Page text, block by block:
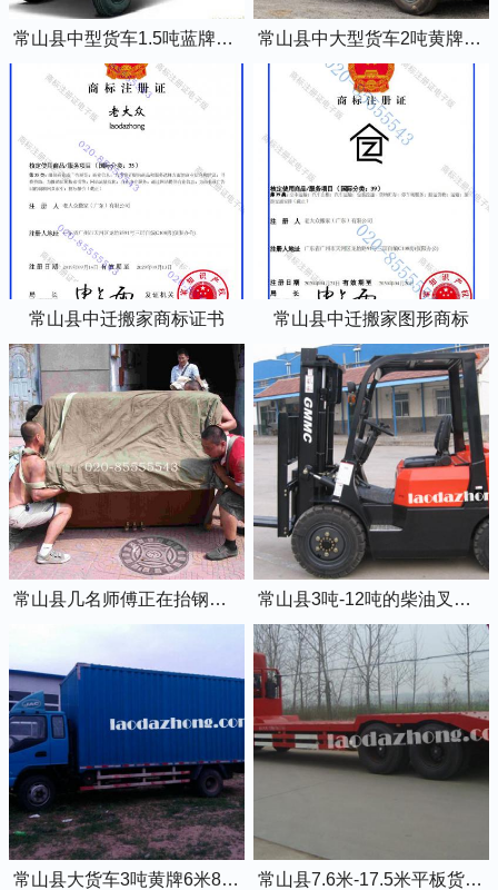
常山县中型货车1.5吨蓝牌4米2厢式货车 常山县中大型货车2吨黄牌5米2厢式货车
常山县中迁搬家商标证书 常山县中迁搬家图形商标
常山县几名师傅正在抬钢琴上楼 常山县3吨-12吨的柴油叉车出租
常山县大货车3吨黄牌6米8的厢式货车 常山县7.6米-17.5米平板货车出租